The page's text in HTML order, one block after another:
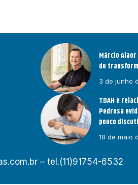
Márcio
de
3 de junho
TDAH e
Pedrosa
pouco
18 de maio
– tel.(11)91754-6532